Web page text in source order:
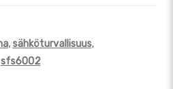
,sähköturvallisuus,
sfs6002